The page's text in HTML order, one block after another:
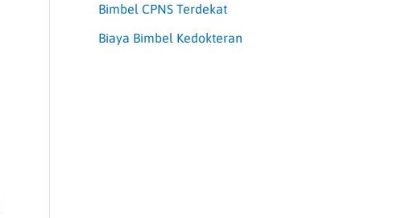
Bimbel CPNS Terdekat
Biaya Bimbel Kedokteran